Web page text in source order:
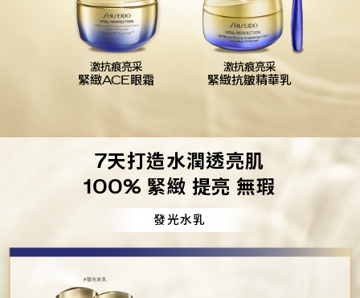
激抗痕亮采
緊緻ACE眼霜
激抗痕亮采
緊緻抗皺精華乳
7天打造水潤透亮肌
100% 緊緻 提亮 無瑕
發光水乳